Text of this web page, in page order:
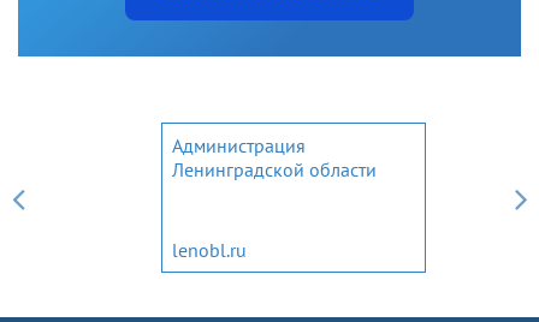
Администрация
Ленинградской области
lenobl.ru